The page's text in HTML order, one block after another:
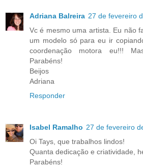
Adriana Balreira 27 de fevereiro
Vc é mesmo uma artista. Eu não
um modelo só para eu ir
coordenação motora eu!!!
Parabéns!
Beijos
Adriana
Responder
Isabel Ramalho 27 de fevereiro
Oi Tays, que trabalhos lindos!
Quanta dedicação e criatividade,
Parabéns!